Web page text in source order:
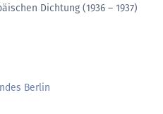
Dichtung (1936 – 1937)
Berlin